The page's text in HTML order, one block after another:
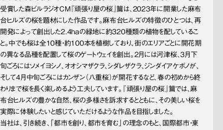
受賞した森ビルラジオCM『頑張り屋の桜』篇は、2023年に開業した麻布
台ヒルズの桜を題材にした作品です。麻布台ヒルズの特徴のひとつは、再
開発によって創出した2.4haの緑地に約320種類の植物を配しているこ
と。中でも桜は全10種・約100本を植樹しており、街のエリアごとに開花期
の異なる品種を配置して桜のゲートウェイを創出。2月には河津桜、3月下
旬ごろにはソメイヨシノ、オオシマザクラ、シダレザクラ、ジンダイアケボノが、
そして4月中旬ごろにはカンザン（八重桜）が開花するなど、春の初めから終
わりまで桜を長く楽しめるよう工夫しています。『頑張り屋の桜』篇では、麻
布台ヒルズの豊かな自然、桜の多様さを訴求するとともに、その美しい桜を
実際に体験したいと感じていただけるような作品を目指しました。
当社は、引き続き、「都市を創り、都市を育む」の理念のもと、国際都市・東